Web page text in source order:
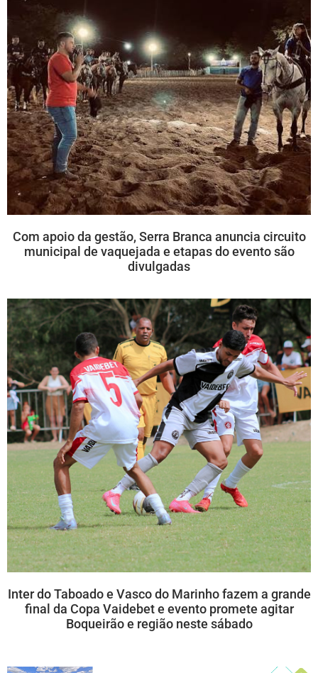
Com apoio da gestão, Serra Branca anuncia circuito
municipal de vaquejada e etapas do evento são
divulgadas
Inter do Taboado e Vasco do Marinho fazem a grande
final da Copa Vaidebet e evento promete agitar
Boqueirão e região neste sábado